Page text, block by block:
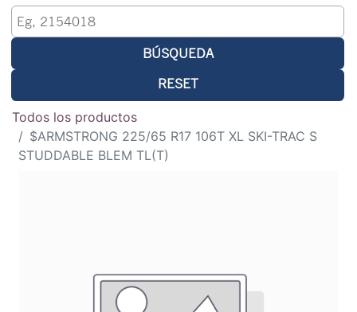
BÚSQUEDA
RESET
Todos los productos
$ARMSTRONG 225/65 R17 106T XL SKI-TRAC S
STUDDABLE BLEM TL(T)